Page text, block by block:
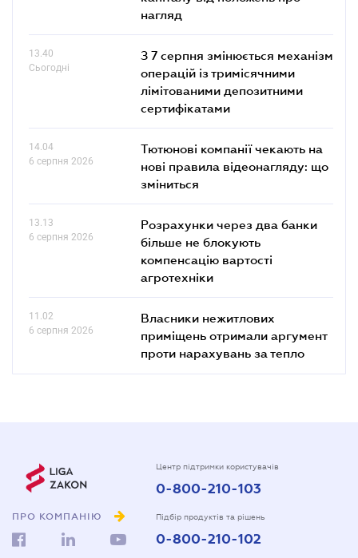
нагляд
13.40
Сьогодні
З 7 серпня змінюється механізм
операцій із тримісячними
лімітованими депозитними
сертифікатами
14.04
6 серпня 2026
Тютюнові компанії чекають на
нові правила відеонагляду: що
зміниться
13.13
6 серпня 2026
Розрахунки через два банки
більше не блокують
компенсацію вартості
агротехніки
11.02
6 серпня 2026
Власники нежитлових
приміщень отримали аргумент
проти нарахувань за тепло
ПРО КОМПАНІЮ
Центр підтримки користувачів
0-800-210-103
Підбір продуктів та рішень
0-800-210-102